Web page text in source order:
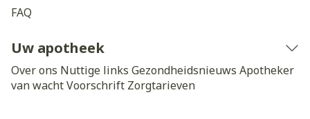
FAQ
Uw apotheek
Over ons Nuttige links Gezondheidsnieuws Apotheker
van wachtVoorschrift Zorgtarieven